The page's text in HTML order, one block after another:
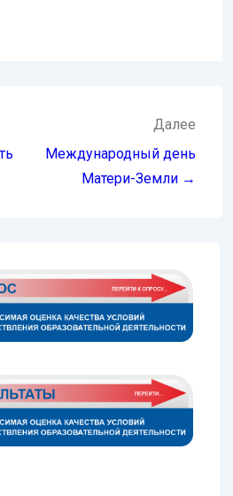
Далее
Международный день
Матери-Земли →